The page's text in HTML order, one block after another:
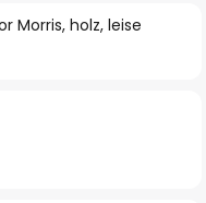
Morris, holz, leise